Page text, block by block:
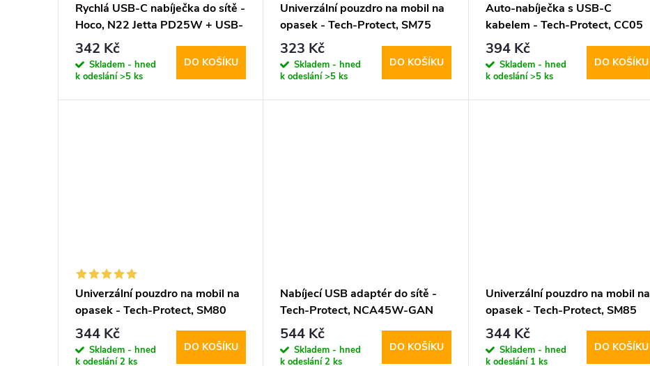
t
d
Rychlá USB-C nabíječka do sítě -
Hoco, N22 Jetta PD25W + USB-
C kabel
342 Kč
Skladem - hned
k odeslání>5 ks
DO KOŠÍKU
Univerzální pouzdro na mobil na
opasek - Tech-Protect, SM75
5.8-6.8" Black
323 Kč
Skladem - hned
k odeslání>5 ks
DO KOŠÍKU
Auto-nabíječka s USB-C
kabelem - Tech-Protect, CC05
2-port PD60W
394 Kč
Skladem - hned
k odeslání>5 ks
DO KOŠÍKU
Univerzální pouzdro na mobil na
opasek - Tech-Protect, SM80
5.8-6.8" Black
344 Kč
Skladem - hned
k odeslání2 ks
DO KOŠÍKU
Nabíjecí USB adaptér do sítě -
Tech-Protect, NCA45W-GAN
PD45W/QC3.0 White + USB-C
kabel
544 Kč
Skladem - hned
k odeslání2 ks
DO KOŠÍKU
Univerzální pouzdro na mobil na
opasek - Tech-Protect, SM85
5.8-6.8" Black
344 Kč
Skladem - hned
k odeslání 1 ks
DO KOŠÍKU